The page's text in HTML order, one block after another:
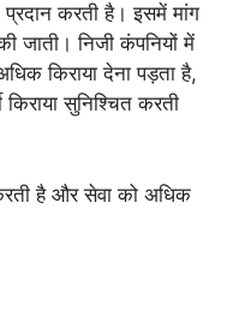
प्रदान करती है। इसमें मांग
जाती। निजी कंपनियों में
किराया देना पड़ता है,
सुनिश्चित करती
करती है और सेवा को अधिक